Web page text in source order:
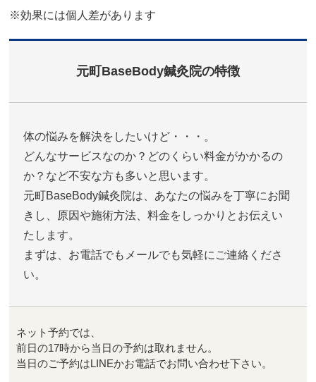
※効果には個人差があります
元町BaseBody鍼灸院の特徴
体の悩みを解決をしたいけど・・・。
どんなサービスなのか？どのくらい料金がかかるの
か？など不安な方も多いと思います。
元町BaseBody鍼灸院は、あなたの悩みを丁寧にお聞
きし、原因や施術方法、料金をしっかりとお伝えい
たします。
まずは、お電話でもメールでも気軽にご連絡くださ
い。
ネット予約では、
前日の17時から当日の予約は取れません。
当日のご予約はLINEかお電話でお問い合わせ下さい。